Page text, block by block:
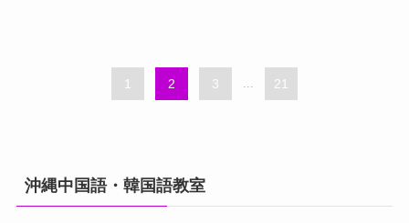
1 2 3 ... 21
沖縄中国語・韓国語教室